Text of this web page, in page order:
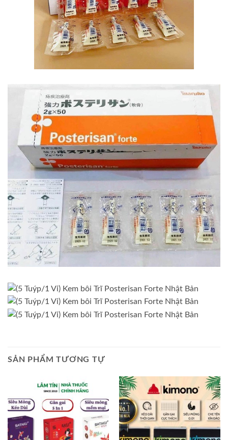
SẢN PHẨM TƯƠNG TỰ